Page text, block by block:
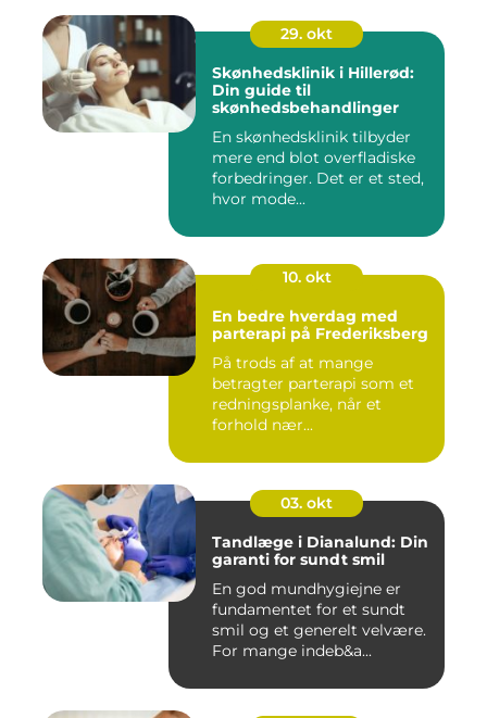
29. okt
Skønhedsklinik i Hillerød:
Din guide til
skønhedsbehandlinger
En skønhedsklinik tilbyder
mere end blot overfladiske
forbedringer. Det er et sted,
hvor mode...
10. okt
En bedre hverdag med
parterapi på Frederiksberg
På trods af at mange
betragter parterapi som et
redningsplanke, når et
forhold nær...
03. okt
Tandlæge i Dianalund: Din
garanti for sundt smil
En god mundhygiejne er
fundamentet for et sundt
smil og et generelt velvære.
For mange indeb&a...